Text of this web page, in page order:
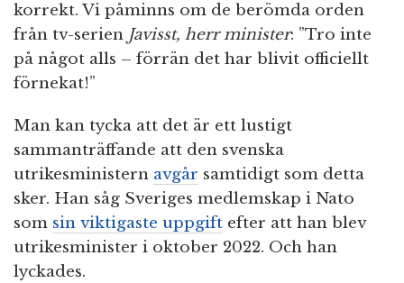
korrekt. Vi påminns om de berömda orden
från tv-serien Javisst, herr minister: ”Tro inte
på något alls – förrän det har blivit officiellt
förnekat!”
Man kan tycka att det är ett lustigt
sammanträffande att den svenska
utrikesministern avgår samtidigt som detta
sker. Han såg Sveriges medlemskap i Nato
som sin viktigaste uppgift efter att han blev
utrikesminister i oktober 2022. Och han
lyckades.